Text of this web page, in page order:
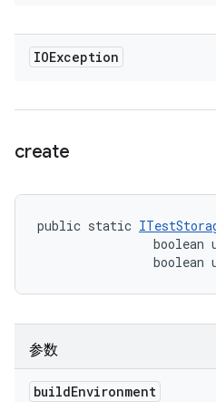
IOException
create
public static
boolean
boolean
参数
buildEnvironment